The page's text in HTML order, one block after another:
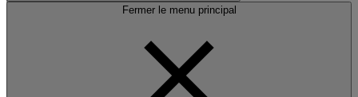
Fermer le menu principal